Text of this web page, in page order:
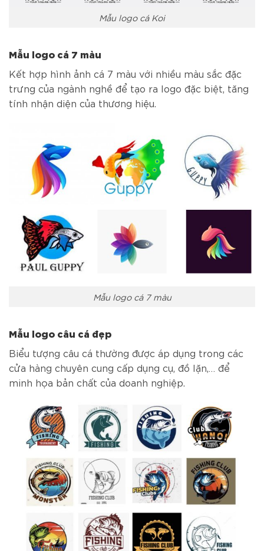
Mẫu logo cá Koi
Mẫu logo cá 7 màu
Kết hợp hình ảnh cá 7 màu với nhiều màu sắc đặc
trưng của ngành nghề để tạo ra logo đặc biệt, tăng
tính nhận diện của thương hiệu.
Mẫu logo cá 7 màu
Mẫu logo câu cá đẹp
Biểu tượng câu cá thường được áp dụng trong các
cửa hàng chuyên cung cấp dụng cụ, đồ lặn,… để
minh họa bản chất của doanh nghiệp.